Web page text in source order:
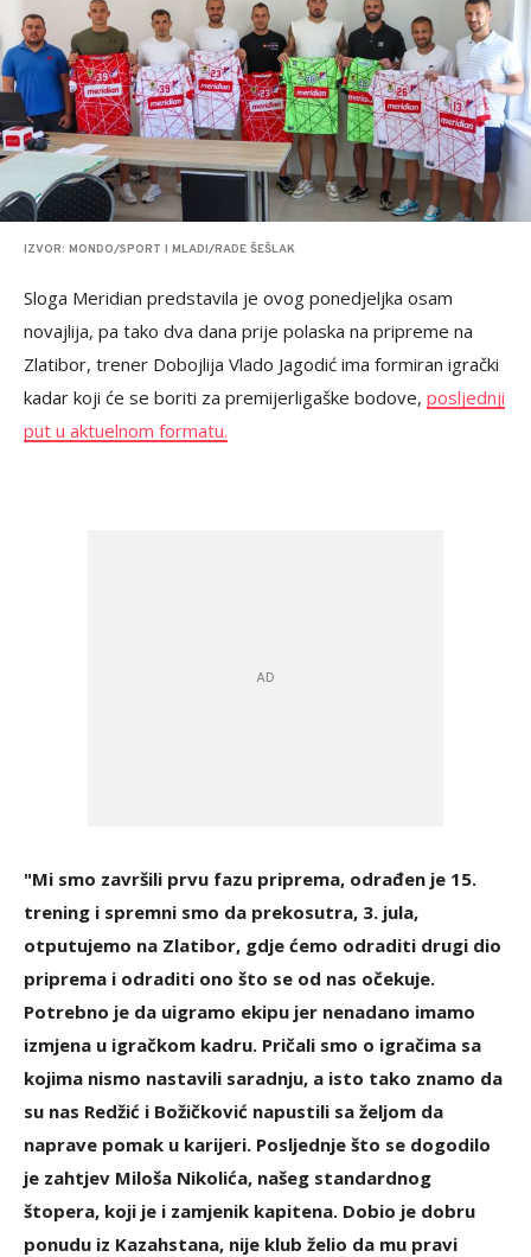
IZVOR: MONDO/SPORT I MLADI/RADE ŠEŠLAK
Sloga Meridian predstavila je ovog ponedjeljka osam
novajlija, pa tako dva dana prije polaska na pripreme na
Zlatibor, trener Dobojlija Vlado Jagodić ima formiran igrački
kadar koji će se boriti za premijerligaške bodove, posljednji
put u aktuelnom formatu.
"Mi smo završili prvu fazu priprema, odrađen je 15.
trening i spremni smo da prekosutra, 3. jula,
otputujemo na Zlatibor, gdje ćemo odraditi drugi dio
priprema i odraditi ono što se od nas očekuje.
Potrebno je da uigramo ekipu jer nenadano imamo
izmjena u igračkom kadru. Pričali smo o igračima sa
kojima nismo nastavili saradnju, a isto tako znamo da
su nas Redžić i Božičković napustili sa željom da
naprave pomak u karijeri. Posljednje što se dogodilo
je zahtjev Miloša Nikolića, našeg standardnog
štopera, koji je i zamjenik kapitena. Dobio je dobru
ponudu iz Kazahstana, nije klub želio da mu pravi